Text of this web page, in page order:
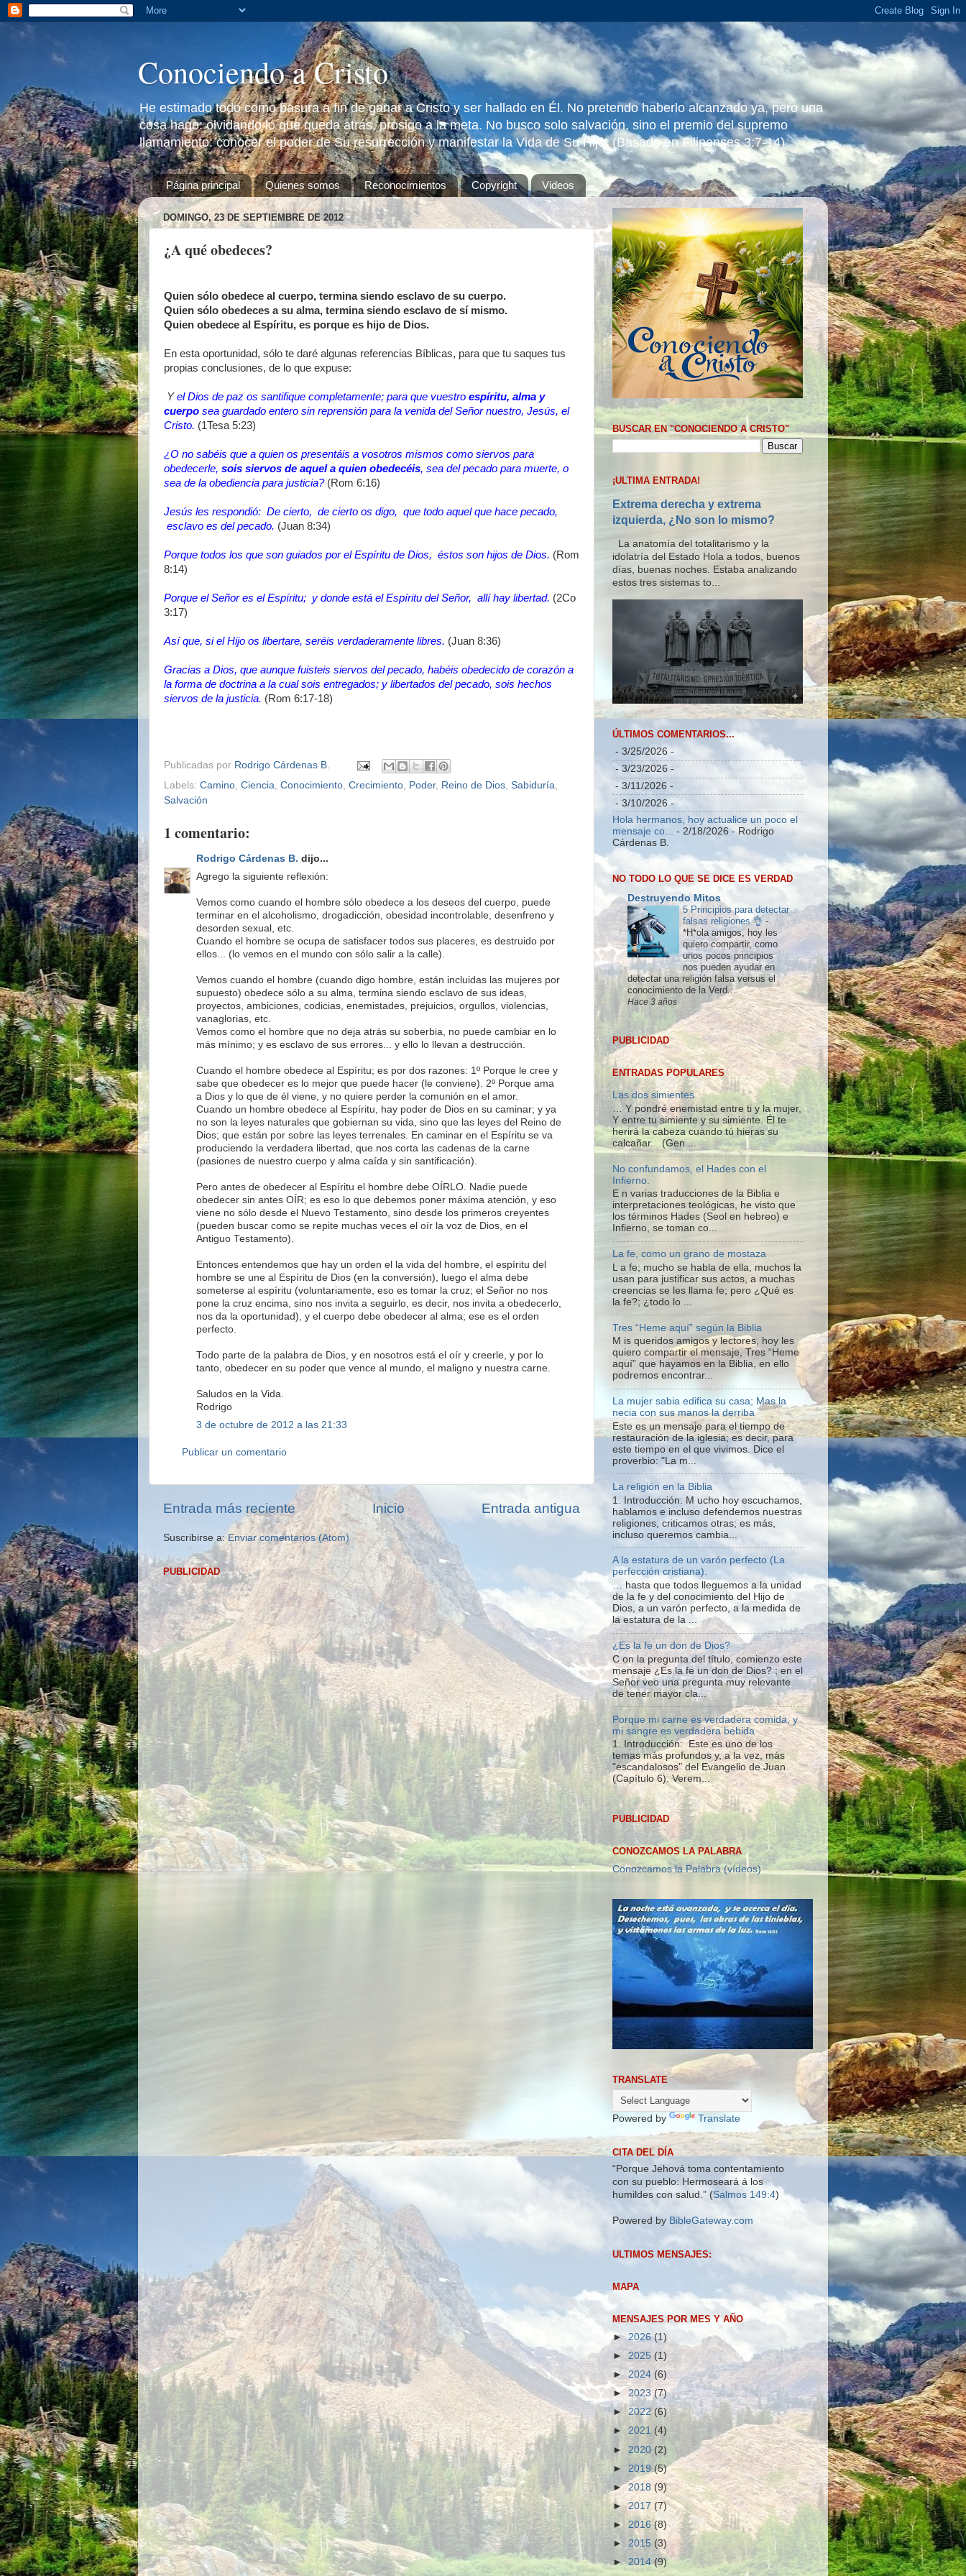
Conociendo a Cristo
He estimado todo como basura a fin de ganar a Cristo y ser hallado en Él. No pretendo haberlo alcanzado ya, pero una
cosa hago: olvidando lo que queda atrás, prosigo a la meta. No busco solo salvación, sino el premio del supremo
llamamiento: conocer el poder de Su resurrección y manifestar la Vida de Su Hijo. (Basado en Filipenses 3:7-14)
Página principal Quienes somos Reconocimientos Copyright Videos
DOMINGO, 23 DE SEPTIEMBRE DE 2012
¿A qué obedeces?
Quien sólo obedece al cuerpo, termina siendo esclavo de su cuerpo.
Quien sólo obedeces a su alma, termina siendo esclavo de sí mismo.
Quien obedece al Espíritu, es porque es hijo de Dios.
En esta oportunidad, sólo te daré algunas referencias Bíblicas, para que tu saques tus
propias conclusiones, de lo que expuse:
Yel Dios de paz os santifique completamente; para que vuestro espíritu, alma y
cuerpo sea guardado entero sin reprensión para la venida del Señor nuestro, Jesús, el
Cristo. (1Tesa 5:23)
¿O no sabéis que a quien os presentáis a vosotros mismos como siervos para
obedecerle, sois siervos de aquel a quien obedecéis, sea del pecado para muerte, o
sea de la obediencia para justicia?(Rom 6:16)
Jesús les respondió: De cierto, de cierto os digo, que todo aquel que hace pecado,
esclavo es del pecado. (Juan 8:34)
Porque todos los que son guiados por el Espíritu de Dios, éstos son hijos de Dios. (Rom
8:14)
Porque el Señor es el Espíritu; y donde está el Espíritu del Señor, allí hay libertad. (2Co
3:17)
Así que, si el Hijo os libertare, seréis verdaderamente libres. (Juan 8:36)
Gracias a Dios, que aunque fuisteis siervos del pecado, habéis obedecido de corazón a
la forma de doctrina a la cual sois entregados; y libertados del pecado, sois hechos
siervos de la justicia. (Rom 6:17-18)
Publicadas por Rodrigo Cárdenas B.
Labels: Camino Ciencia Conocimiento Crecimiento Poder, Reino de Dios Sabiduría
Salvación
1 comentario:
Rodrigo Cárdenas B. dijo...
Agrego la siguiente reflexión:
Vemos como cuando el hombre sólo obedece a los deseos del cuerpo, puede
terminar en el alcoholismo, drogadicción, obesidad incontrolable, desenfreno y
desorden sexual, etc.
Cuando el hombre se ocupa de satisfacer todos sus placeres, es destruido por
ellos... (lo vemos en el mundo con sólo salir a la calle).
Vemos cuando el hombre (cuando digo hombre, están incluidas las mujeres por
supuesto) obedece sólo a su alma, termina siendo esclavo de sus ideas,
proyectos, ambiciones, codicias, enemistades, prejuicios, orgullos, violencias,
vanaglorias, etc.
Vemos como el hombre que no deja atrás su soberbia, no puede cambiar en lo
más mínimo; y es esclavo de sus errores... y ello lo llevan a destrucción.
Cuando el hombre obedece al Espíritu; es por dos razones: 1º Porque le cree y
sabe que obedecer es lo mejor que puede hacer (le conviene). 2º Porque ama
a Dios y lo que de él viene, y no quiere perder la comunión en el amor.
Cuando un hombre obedece al Espíritu, hay poder de Dios en su caminar; y ya
no son la leyes naturales que gobiernan su vida, sino que las leyes del Reino de
Dios; que están por sobre las leyes terrenales. En caminar en el Espíritu se va
produciendo la verdadera libertad, que nos corta las cadenas de la carne
(pasiones de nuestro cuerpo y alma caída y sin santificación).
Pero antes de obedecer al Espíritu el hombre debe OÍRLO. Nadie puede
obedecer sin antes OÍR; es eso lo que debemos poner máxima atención, y eso
viene no sólo desde el Nuevo Testamento, sino desde los primeros creyentes
(pueden buscar como se repite muchas veces el oír la voz de Dios, en el
Antiguo Testamento).
Entonces entendemos que hay un orden el la vida del hombre, el espíritu del
hombre se une al Espíritu de Dios (en la conversión), luego el alma debe
someterse al espíritu (voluntariamente, eso es tomar la cruz; el Señor no nos
pone la cruz encima, sino nos invita a seguirlo, es decir, nos invita a obedecerlo,
nos da la oportunidad), y el cuerpo debe obedecer al alma; ese es el orden
perfecto.
Todo parte de la palabra de Dios, y en nosotros está el oír y creerle, y por lo
tanto, obedecer en su poder que vence al mundo, el maligno y nuestra carne.
Saludos en la Vida.
Rodrigo
3 de octubre de 2012 a las 21:33
Publicar un comentario
Entrada más reciente Entrada antigua
Inicio
Suscribirse a: Enviar comentarios (Atom)
PUBLICIDAD
BUSCAR EN "CONOCIENDO A CRISTO"
¡ULTIMA ENTRADA!
Extrema derecha y extrema
izquierda, ¿No son lo mismo?
La anatomía del totalitarismo y la
idolatría del Estado Hola a todos, buenos
días, buenas noches. Estaba analizando
estos tres sistemas to...
ÚLTIMOS COMENTARIOS...
- 3/25/2026 -
- 3/23/2026 -
- 3/11/2026 -
- 3/10/2026 -
Hola hermanos, hoy actualice un poco el
mensaje co... - 2/18/2026- Rodrigo
Cárdenas B.
NO TODO LO QUE SE DICE ES VERDAD
Destruyendo Mitos
5 Principios para detectar
falsas religiones 👌-
*H*ola amigos, hoy les
quiero compartir, como
unos pocos principios
nos pueden ayudar en
detectar una religión falsa versus el
conocimiento de la Verd...
Hace 3 años
PUBLICIDAD
ENTRADAS POPULARES
Las dos simientes
… Y pondré enemistad entre ti y la mujer,
Y entre tu simiente y su simiente. Él te
herirá la cabeza cuando tú hieras su
calcañar. (Gen ...
No confundamos, el Hades con el
Infierno.
E n varias traducciones de la Biblia e
interpretaciones teológicas, he visto que
los términos Hades (Seol en hebreo) e
Infierno, se toman co...
La fe, como un grano de mostaza
L a fe; mucho se habla de ella, muchos la
usan para justificar sus actos, a muchas
creencias se les llama fe; pero ¿Qué es
la fe?; ¿todo lo ...
Tres “Heme aquí” según la Biblia
M is queridos amigos y lectores, hoy les
quiero compartir el mensaje, Tres “Heme
aquí” que hayamos en la Biblia, en ello
podremos encontrar...
La mujer sabia edifica su casa; Mas la
necia con sus manos la derriba
Este es un mensaje para el tiempo de
restauración de la iglesia; es decir, para
este tiempo en el que vivimos. Dice el
proverbio: "La m...
La religión en la Biblia
1. Introducción: M ucho hoy escuchamos,
hablamos e incluso defendemos nuestras
religiones, criticamos otras; es más,
incluso queremos cambia...
A la estatura de un varón perfecto (La
perfección cristiana).
… hasta que todos lleguemos a la unidad
de la fe y del conocimiento del Hijo de
Dios, a un varón perfecto, a la medida de
la estatura de la ...
¿Es la fe un don de Dios?
C on la pregunta del título, comienzo este
mensaje ¿Es la fe un don de Dios? ; en el
Señor veo una pregunta muy relevante
de tener mayor cla...
Porque mi carne es verdadera comida, y
mi sangre es verdadera bebida
1. Introducción: Este es uno de los
temas más profundos y, a la vez, más
"escandalosos" del Evangelio de Juan
(Capítulo 6). Verem...
PUBLICIDAD
CONOZCAMOS LA PALABRA
Conozcamos la Palabra (vídeos)
TRANSLATE
Powered by Translate
CITA DEL DÍA
“Porque Jehová toma contentamiento
con su pueblo: Hermoseará á los
humildes con salud.” (Salmos 149:4)
Powered by BibleGateway.com
ULTIMOS MENSAJES:
MAPA
MENSAJES POR MES Y AÑO
►2026(1)
►2025(1)
►2024 (6)
► 2023(7)
►2022(6)
► 2021 (4)
► 2020 (2)
► 2019 (5)
► 2018(9)
►2017 (7)
►2016(8)
►2015 (3)
►2014(9)